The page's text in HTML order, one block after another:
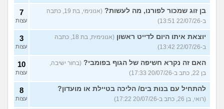
בן זוג שמכור לפורנו, מה לעשות?
(אנונימי, בת 19, כתבה
ב-22/07/26 13:51)
7
עצות
יוצאת איתו היום לדייט ראשון
(אנונימית, בת 18, כתבה
ב-22/07/26 13:42)
3
עצות
האם זה נקרא חשיפה של הגוף בפומבי? (בחור ישיבה,
בן 22, כתב ב-20/07/26 17:33)
10
עצות
להתחיל עם בנות בים/ הליכה בטיילת או מועדון?
(רואי, בן 26, כתב ב-20/07/26 17:22)
8
עצות